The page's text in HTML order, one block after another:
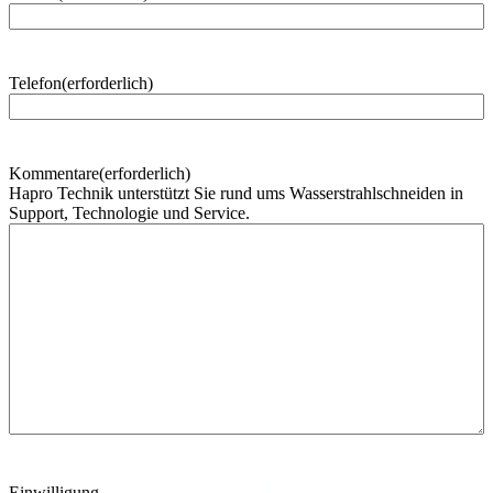
h
n
e
Telefon(erforderlich)
Kommentare(erforderlich)
Hapro Technik unterstützt Sie rund ums Wasserstrahlschneiden in
Support, Technologie und Service.